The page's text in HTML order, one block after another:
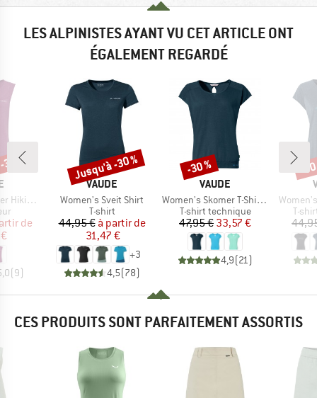
LES ALPINISTES AYANT VU CET ARTICLE ONT
ÉGALEMENT REGARDÉ
Top
réduit
de
(9)
%
MARQUE
VAUDE
Article
Women's Sveit Shirt
Product group
T-shirt
Prix
44,95 € Prix réduit
à partir de
31,47 €
+3
4,5(78)
Remise
Jusqu'à -30 %
MARQUE
VAUDE
Article
Women's Skomer T-Shirt III
Product group
T-shirt technique
Prix
47,95 € Prix réduit
33,57 €
4,9(21)
Remise
-30 %
Article
T-
-
CES PRODUITS SONT PARFAITEMENT ASSORTIS